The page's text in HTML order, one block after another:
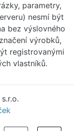
parametry,
nesmí být
bez výslovného
výrobků,
registrovanými
vlastníků.